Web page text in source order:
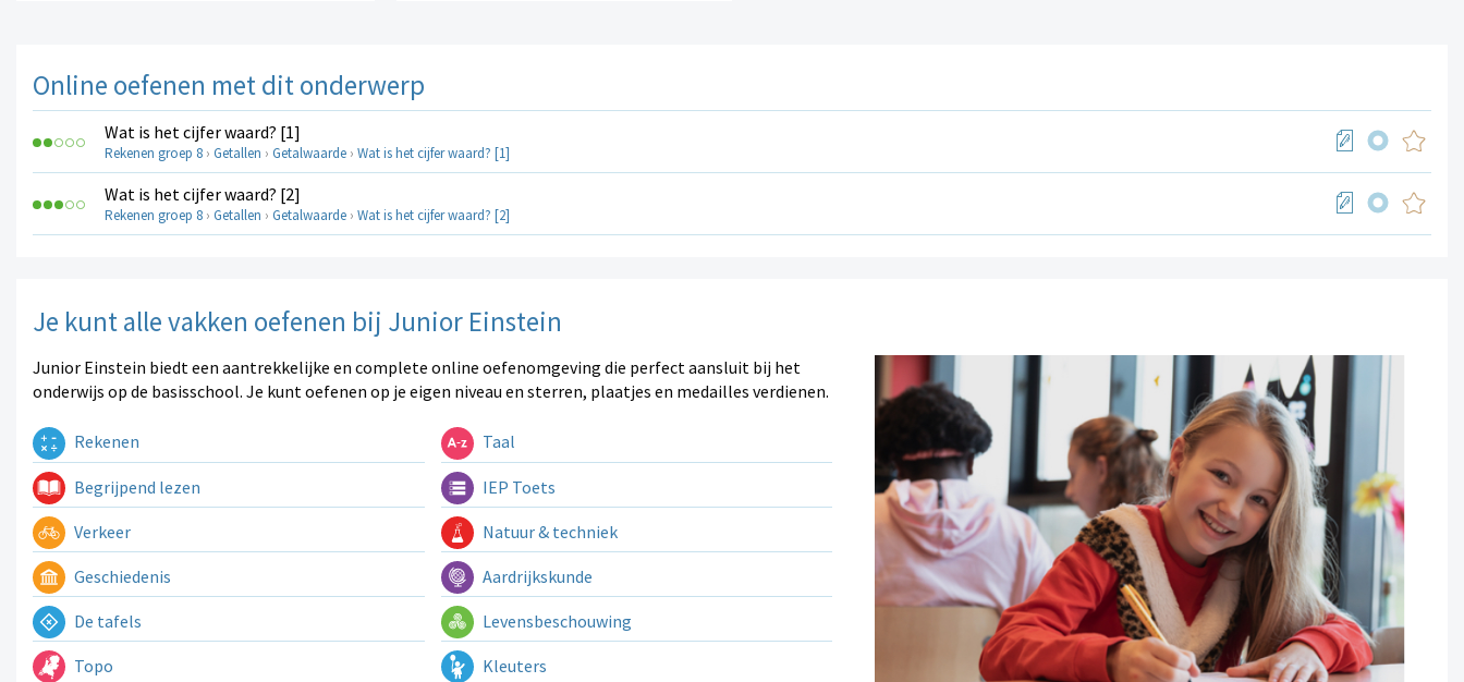
Online oefenen met dit onderwerp
Wat is het cijfer waard? [1]
Rekenen groep 8 › Getallen › Getalwaarde › Wat is het cijfer waard? [1]
Wat is het cijfer waard? [2]
Rekenen groep 8 › Getallen › Getalwaarde › Wat is het cijfer waard? [2]
Je kunt alle vakken oefenen bij Junior Einstein
Junior Einstein biedt een aantrekkelijke en complete online oefenomgeving die perfect aansluit bij het
onderwijs op de basisschool. Je kunt oefenen op je eigen niveau en sterren, plaatjes en medailles verdienen.
Rekenen Taal
Begrijpend lezen IEP Toets
Verkeer Natuur & techniek
Geschiedenis Aardrijkskunde
De tafels Levensbeschouwing
Topo Kleuters